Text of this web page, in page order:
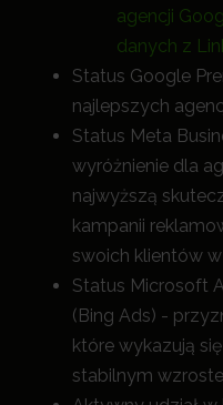
agencji
danych z
Status Google
najlepszych
Status Meta
wyróżnienie dla
najwyższą
kampanii
swoich klientów
Status Microsoft
(Bing Ads) -
które wykazują
stabilnym